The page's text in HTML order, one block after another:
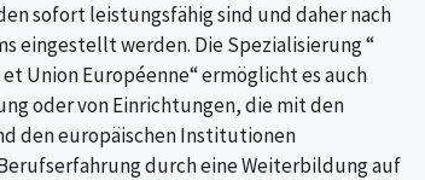
sofort leistungsfähig sind und daher nach
eingestellt werden. Die Spezialisierung “
Union Européenne“ ermöglicht es auch
oder von Einrichtungen, die mit den
den europäischen Institutionen
durch eine Weiterbildung auf